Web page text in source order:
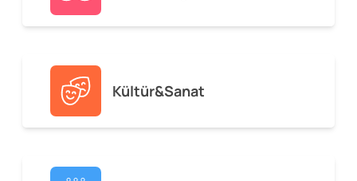
Kültür&Sanat